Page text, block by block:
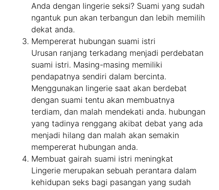
Anda dengan lingerie seksi? Suami yang sudah
ngantuk pun akan terbangun dan lebih memilih
dekat anda.
Mempererat hubungan suami istri
Urusan ranjang terkadang menjadi perdebatan
suami istri. Masing-masing memiliki
pendapatnya sendiri dalam bercinta.
Menggunakan lingerie saat akan berdebat
dengan suami tentu akan membuatnya
terdiam, dan malah mendekati anda. hubungan
yang tadinya renggang akibat debat yang ada
menjadi hilang dan malah akan semakin
mempererat hubungan anda.
Membuat gairah suami istri meningkat
Lingerie merupakan sebuah perantara dalam
kehidupan seks bagi pasangan yang sudah